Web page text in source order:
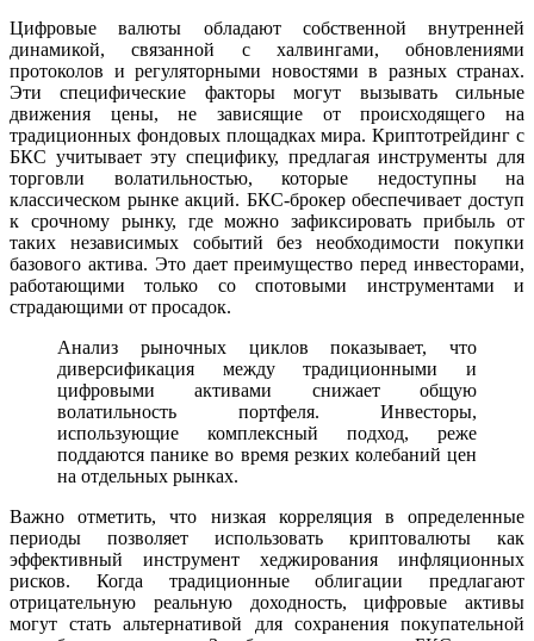
Цифровые валюты обладают собственной внутренней
динамикой, связанной с халвингами, обновлениями
протоколов и регуляторными новостями в разных странах.
Эти специфические факторы могут вызывать сильные
движения цены, не зависящие от происходящего на
традиционных фондовых площадках мира. Криптотрейдинг с
БКС учитывает эту специфику, предлагая инструменты для
торговли волатильностью, которые недоступны на
классическом рынке акций. БКС-брокер обеспечивает доступ
к срочному рынку, где можно зафиксировать прибыль от
таких независимых событий без необходимости покупки
базового актива. Это дает преимущество перед инвесторами,
работающими только со спотовыми инструментами и
страдающими от просадок.
Анализ рыночных циклов показывает, что
диверсификация между традиционными и
цифровыми активами снижает общую
волатильность портфеля. Инвесторы,
использующие комплексный подход, реже
поддаются панике во время резких колебаний цен
на отдельных рынках.
Важно отметить, что низкая корреляция в определенные
периоды позволяет использовать криптовалюты как
эффективный инструмент хеджирования инфляционных
рисков. Когда традиционные облигации предлагают
отрицательную реальную доходность, цифровые активы
могут стать альтернативой для сохранения покупательной